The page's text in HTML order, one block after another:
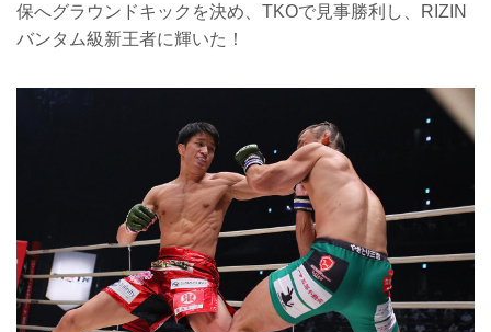
保へグラウンドキックを決め、TKOで見事勝利し、RIZIN
バンタム級新王者に輝いた！